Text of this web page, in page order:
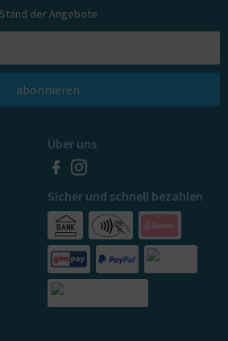
der Angebote
abonnieren
Über uns
Sicher und schnell bezahlen